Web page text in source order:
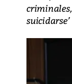
suicidarse’